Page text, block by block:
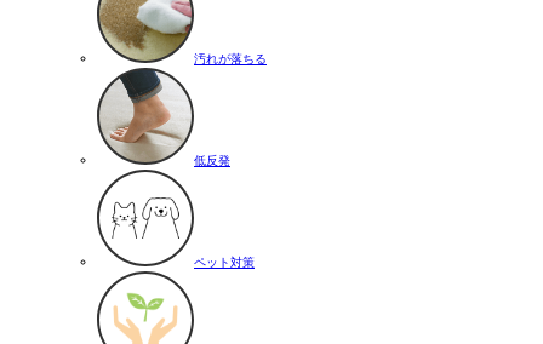
汚れが落ちる
低反発
ペット対策